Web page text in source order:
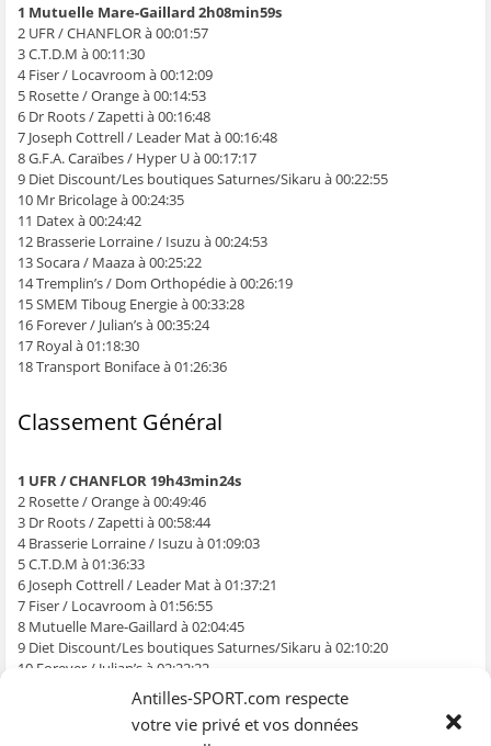
Antilles-SPORT.com respecte
votre vie privé et vos données
1 Mutuelle Mare-Gaillard 2h08min59s
2 UFR / CHANFLOR à 00:01:57
3 C.T.D.M à 00:11:30
4 Fiser / Locavroom à 00:12:09
5 Rosette / Orange à 00:14:53
6 Dr Roots / Zapetti à 00:16:48
7 Joseph Cottrell / Leader Mat à 00:16:48
8 G.F.A. Caraïbes / Hyper U à 00:17:17
9 Diet Discount/Les boutiques Saturnes/Sikaru à 00:22:55
10 Mr Bricolage à 00:24:35
11 Datex à 00:24:42
12 Brasserie Lorraine / Isuzu à 00:24:53
13 Socara / Maaza à 00:25:22
14 Tremplin’s / Dom Orthopédie à 00:26:19
15 SMEM Tiboug Energie à 00:33:28
16 Forever / Julian’s à 00:35:24
17 Royal à 01:18:30
18 Transport Boniface à 01:26:36
Classement Général
1 UFR / CHANFLOR 19h43min24s
2 Rosette / Orange à 00:49:46
3 Dr Roots / Zapetti à 00:58:44
4 Brasserie Lorraine / Isuzu à 01:09:03
5 C.T.D.M à 01:36:33
6 Joseph Cottrell / Leader Mat à 01:37:21
7 Fiser / Locavroom à 01:56:55
8 Mutuelle Mare-Gaillard à 02:04:45
9 Diet Discount/Les boutiques Saturnes/Sikaru à 02:10:20
10 Forever / Julian’s à 02:22:22
11 G.F.A. Caraïbes / Hyper U à 02:26:58
12 SMEM Tiboug Energie à 02:35:41
13 Datex à 03:21:36